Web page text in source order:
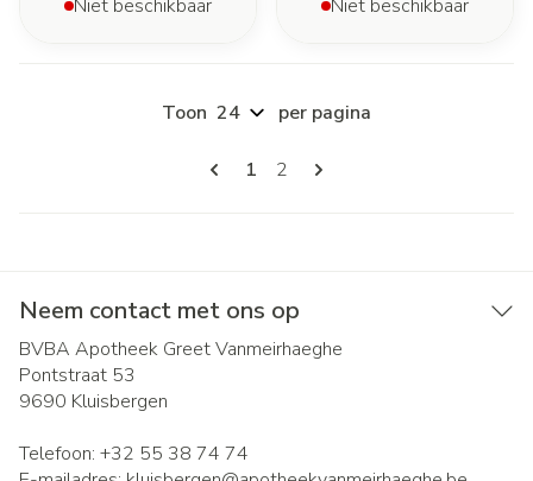
Niet beschikbaar Niet beschikbaar
Pagina's
U lees momenteel pagina
1 Pagina
2
Toon per pagina
Neem contact met ons op
BVBA Apotheek Greet Vanmeirhaeghe
Pontstraat 53
9690 Kluisbergen
Telefoon: +32 55 38 74 74